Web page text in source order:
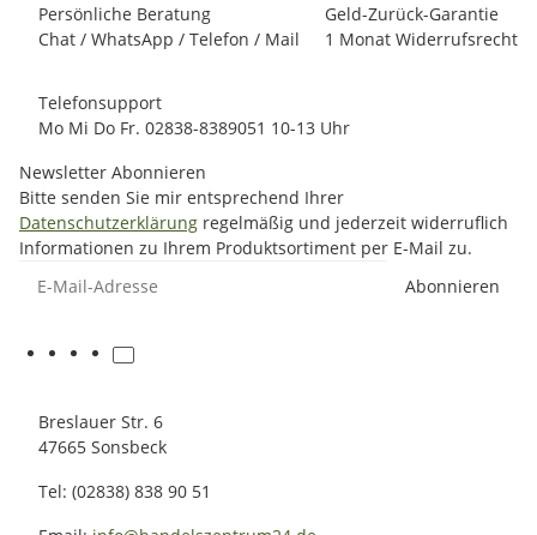
Persönliche Beratung
Chat / WhatsApp / Telefon / Mail
Geld-Zurück-Garantie
1 Monat Widerrufsrecht
Telefonsupport
Mo Mi Do Fr. 02838-8389051 10-13 Uhr
Newsletter Abonnieren
Bitte senden Sie mir entsprechend Ihrer
Datenschutzerklärung regelmäßig und jederzeit widerruflich
Informationen zu Ihrem Produktsortiment per E-Mail zu.
Abonnieren
Breslauer Str. 6
47665 Sonsbeck
Tel: (02838) 838 90 51